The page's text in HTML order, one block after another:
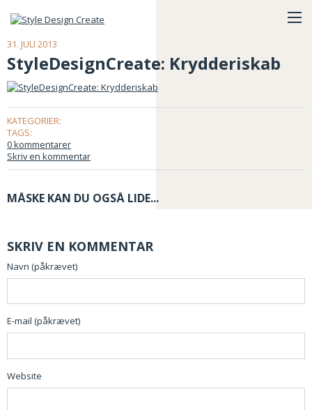
31. JULI 2013
StyleDesignCreate: Krydderiskab
KATEGORIER:
TAGS:
0 kommentarer
Skriv en kommentar
MÅSKE KAN DU OGSÅ LIDE...
SKRIV EN KOMMENTAR
Navn (påkrævet)
E-mail (påkrævet)
Website